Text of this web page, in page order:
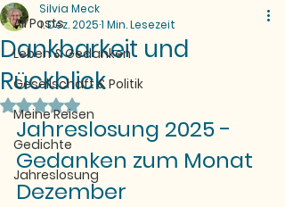
All Posts
Leben & Gedanken
Gesellschaft & Politik
Meine Reisen
Gedichte
Jahreslosung
Dankbarkeit und
Rückblick
Silvia Meck
1. Dez. 20251 Min. Lesezeit
Mit NaN von 5 Sternen bewertet.
Jahreslosung 2025 -
Gedanken zum Monat
Dezember